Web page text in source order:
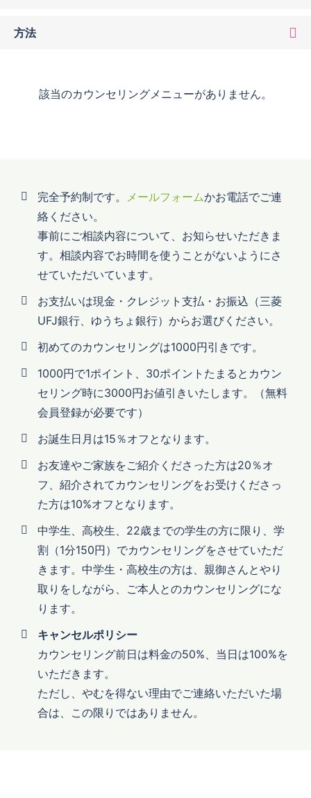
方法
該当のカウンセリングメニューがありません。
完全予約制です。 メールフォームかお電話でご連
絡ください。
事前にご相談内容について、お知らせいただきま
す。相談内容でお時間を使うことがないようにさ
せていただいています。
お支払いは現金・クレジット支払・お振込（三菱
UFJ銀行、ゆうちょ銀行）からお選びください。
初めてのカウンセリングは1000円引きです。
1000円で1ポイント、30ポイントたまるとカウン
セリング時に3000円お値引きいたします。（無料
会員登録が必要です）
お誕生日月は15％オフとなります。
お友達やご家族をご紹介くださった方は20％オ
フ、紹介されてカウンセリングをお受けくださっ
た方は10%オフとなります。
中学生、高校生、22歳までの学生の方に限り、学
割（1分150円）でカウンセリングをさせていただ
きます。中学生・高校生の方は、親御さんとやり
取りをしながら、ご本人とのカウンセリングにな
ります。
キャンセルポリシー
カウンセリング前日は料金の50%、当日は100%を
いただきます。
ただし、やむを得ない理由でご連絡いただいた場
合は、この限りではありません。